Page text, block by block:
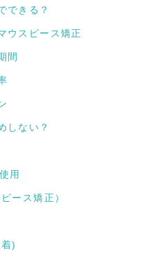
できる？
ウスピース矯正
間
しない？
用
ース矯正）
)